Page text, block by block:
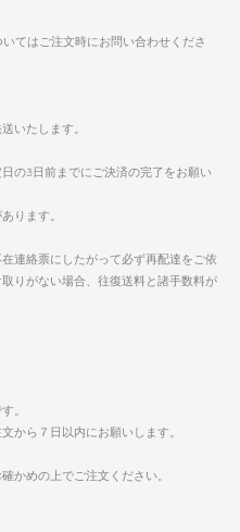
てはご注文時にお問い合わせくださ
いたします。
の3日前までにご決済の完了をお願い
ります。
連絡票にしたがって必ず再配達をご依
りがない場合、往復送料と諸手数料が
。
から７日以内にお願いします。
かめの上でご注文ください。